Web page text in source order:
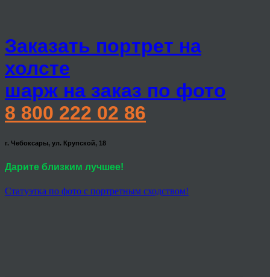
Заказать портрет на
холсте
шарж на заказ по фото
8 800 222 02 86
г. Чебоксары, ул. Крупской, 18
Дарите близким лучшее!
Статуэтка по фото с портретным сходством!